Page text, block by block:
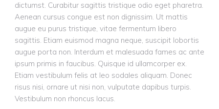
dictumst. Curabitur sagittis tristique odio eget pharetra.
Aenean cursus congue est non dignissim. Ut mattis
augue eu purus tristique, vitae fermentum libero
sagittis. Etiam euismod magna neque, suscipit lobortis
augue porta non. Interdum et malesuada fames ac ante
ipsum primis in faucibus. Quisque id ullamcorper ex.
Etiam vestibulum felis at leo sodales aliquam. Donec
risus nisi, ornare ut nisi non, vulputate dapibus turpis.
Vestibulum non rhoncus lacus.